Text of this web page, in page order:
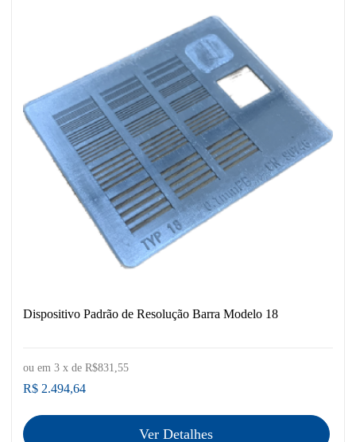
Dispositivo Padrão de Resolução Barra Modelo 18
R$ 2.494,64
ou em 3 x de R$831,55
Ver Detalhes